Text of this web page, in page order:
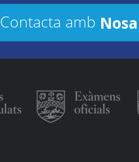
Contacta amb